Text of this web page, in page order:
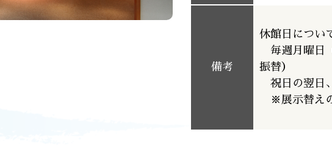
備考
休館日につい
毎週月曜日
振替）
祝日の翌日
※展示替え